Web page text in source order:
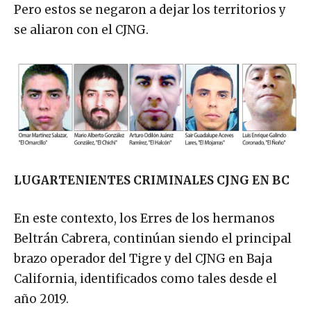
Pero estos se negaron a dejar los territorios y
se aliaron con el CJNG.
LUGARTENIENTES CRIMINALES CJNG EN BC
En este contexto, los Erres de los hermanos
Beltrán Cabrera, continúan siendo el principal
brazo operador del Tigre y del CJNG en Baja
California, identificados como tales desde el
año 2019.